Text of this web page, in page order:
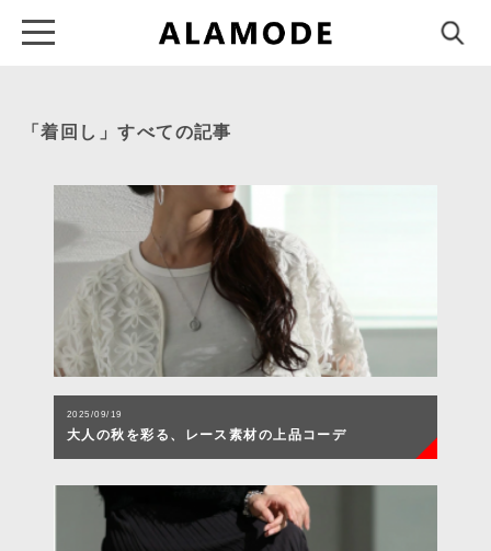
「着回し」すべての記事
2025/09/19
大人の秋を彩る、レース素材の上品コーデ